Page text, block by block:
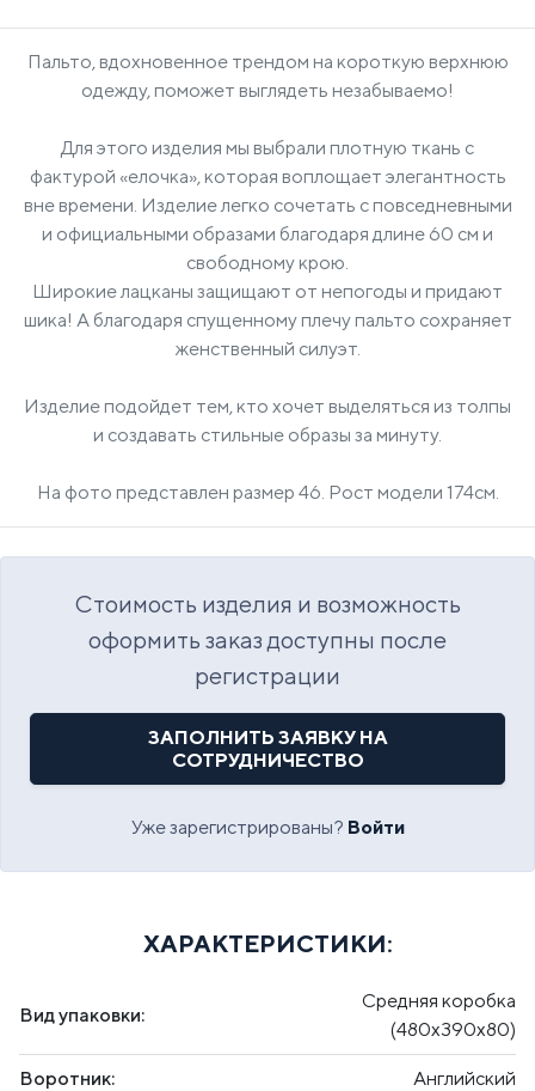
Пальто, вдохновенное трендом на короткую верхнюю
одежду, поможет выглядеть незабываемо!
Для этого изделия мы выбрали плотную ткань с
фактурой «елочка», которая воплощает элегантность
вне времени. Изделие легко сочетать с повседневными
и официальными образами благодаря длине 60 см и
свободному крою.
Широкие лацканы защищают от непогоды и придают
шика! А благодаря спущенному плечу пальто сохраняет
женственный силуэт.
Изделие подойдет тем, кто хочет выделяться из толпы
и создавать стильные образы за минуту.
На фото представлен размер 46. Рост модели 174см.
Стоимость изделия и возможность
оформить заказ доступны после
регистрации
ЗАПОЛНИТЬ ЗАЯВКУ НА
СОТРУДНИЧЕСТВО
Уже зарегистрированы? Войти
ХАРАКТЕРИСТИКИ:
Вид упаковки:
Средняя коробка
(480х390х80)
Воротник: Английский